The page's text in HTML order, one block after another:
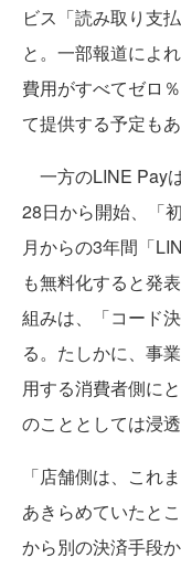
ビス「読み取り支
と。一部報道によ
費用がすべてゼロ
て提供する予定もあ
一方のLINE Pay
28日から開始、「
月からの3年間「
も無料化すると発
組みは、「コード
る。たしかに、事
用する消費者側に
のこととしては浸透
「店舗側は、これ
あきらめていたと
から別の決済手段